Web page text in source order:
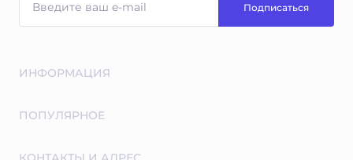
Подписаться
ИНФОРМАЦИЯ
Индивидуальная программа тренировок и питание в
ПОПУЛЯРНОЕ